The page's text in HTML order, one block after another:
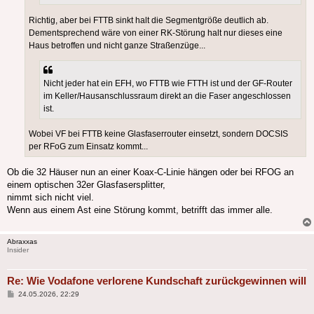
Richtig, aber bei FTTB sinkt halt die Segmentgröße deutlich ab.
Dementsprechend wäre von einer RK-Störung halt nur dieses eine
Haus betroffen und nicht ganze Straßenzüge...
Nicht jeder hat ein EFH, wo FTTB wie FTTH ist und der GF-Router
im Keller/Hausanschlussraum direkt an die Faser angeschlossen
ist.
Wobei VF bei FTTB keine Glasfaserrouter einsetzt, sondern DOCSIS
per RFoG zum Einsatz kommt...
Ob die 32 Häuser nun an einer Koax-C-Linie hängen oder bei RFOG an
einem optischen 32er Glasfasersplitter,
nimmt sich nicht viel.
Wenn aus einem Ast eine Störung kommt, betrifft das immer alle.
Abraxxas
Insider
Re: Wie Vodafone verlorene Kundschaft zurückgewinnen will
Beitrag
24.05.2026, 22:29